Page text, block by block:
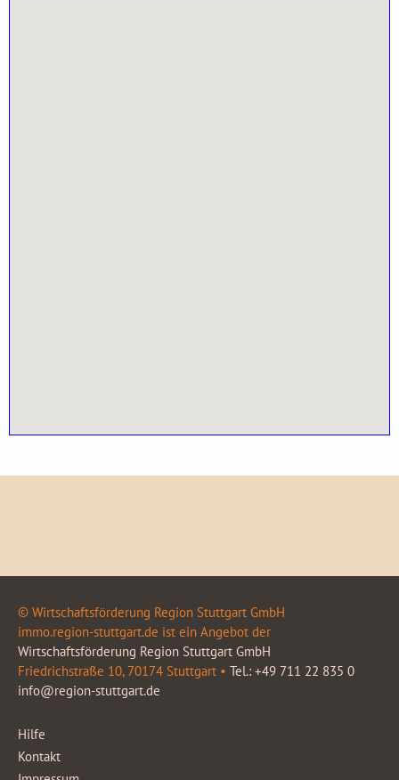
© Wirtschaftsförderung Region Stuttgart GmbH
immo.region-stuttgart.de ist ein Angebot der
Wirtschaftsförderung Region Stuttgart GmbH
Friedrichstraße 10, 70174 Stuttgart • Tel.: +49 711 22 835 0
info@region-stuttgart.de
Hilfe
Kontakt